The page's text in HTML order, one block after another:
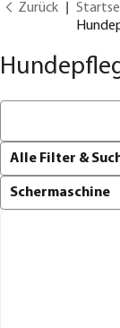
Zurück
Alle Filter &
Schermaschine